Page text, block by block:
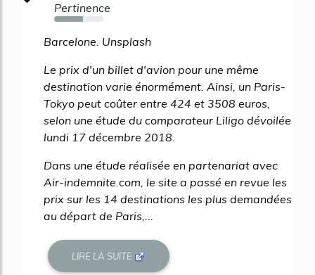
Pertinence
58%
Barcelone. Unsplash
Le prix d'un billet d'avion pour une même
destination varie énormément. Ainsi, un Paris-
Tokyo peut coûter entre 424 et 3508 euros,
selon une étude du comparateur Liligo dévoilée
lundi 17 décembre 2018.
Dans une étude réalisée en partenariat avec
Air-indemnite.com, le site a passé en revue les
prix sur les 14 destinations les plus demandées
au départ de Paris,...
LIRE LA SUITE